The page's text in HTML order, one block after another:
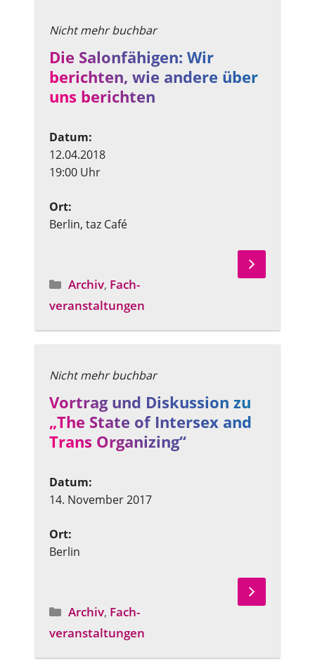
Die Salonfähigen: Wir
berichten, wie andere über
uns berichten
Datum:
12.04.2018
19:00 Uhr
Ort:
Berlin, taz Café
Angebotstyp
Archiv, Fach­
veranstaltungen
Vortrag und Diskussion zu
„The State of Intersex and
Trans Organizing“
Datum:
14. November 2017
Ort:
Berlin
Angebotstyp
Archiv, Fach­
veranstaltungen